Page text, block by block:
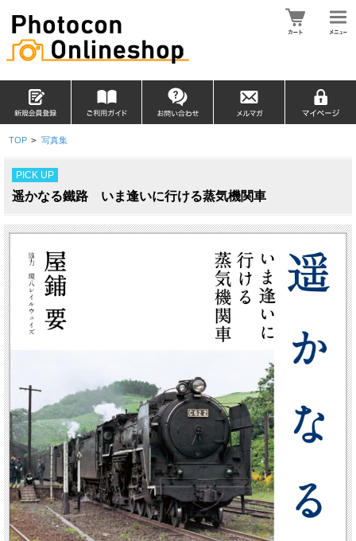
TOP > 写真集
PICK UP
遥かなる鐵路 いま逢いに行ける蒸気機関車